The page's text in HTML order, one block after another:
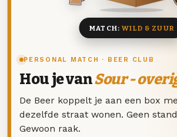
PERSONAL MATCH · BEER CLUB
Hou je vanSour -
De Beer koppelt je aan een box
dezelfde straat wonen. Geen
Gewoon raak.
MATCH:WILD & ZUUR